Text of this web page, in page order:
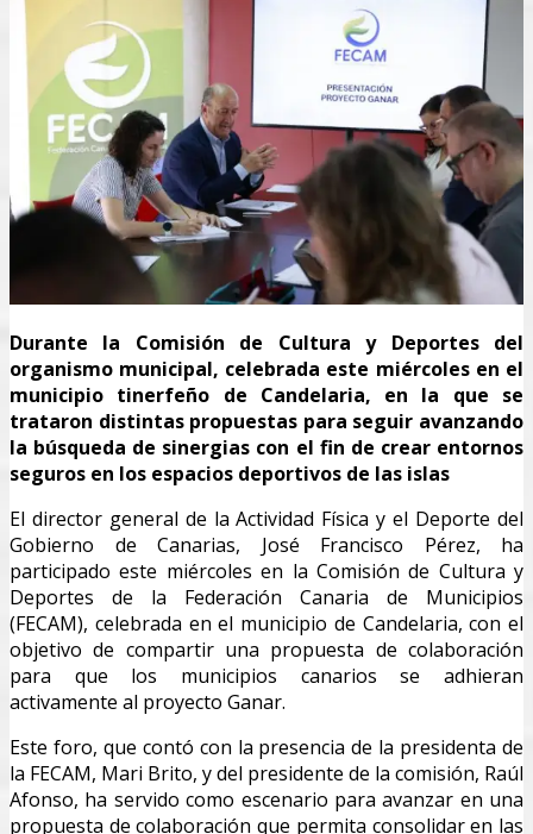
Durante la Comisión de Cultura y Deportes del
organismo municipal, celebrada este miércoles en el
municipio tinerfeño de Candelaria, en la que se
trataron distintas propuestas para seguir avanzando
la búsqueda de sinergias con el fin de crear entornos
seguros en los espacios deportivos de las islas
El director general de la Actividad Física y el Deporte del
Gobierno de Canarias, José Francisco Pérez, ha
participado este miércoles en la Comisión de Cultura y
Deportes de la Federación Canaria de Municipios
(FECAM), celebrada en el municipio de Candelaria, con el
objetivo de compartir una propuesta de colaboración
para que los municipios canarios se adhieran
activamente al proyecto Ganar.
Este foro, que contó con la presencia de la presidenta de
la FECAM, Mari Brito, y del presidente de la comisión, Raúl
Afonso, ha servido como escenario para avanzar en una
propuesta de colaboración que permita consolidar en las